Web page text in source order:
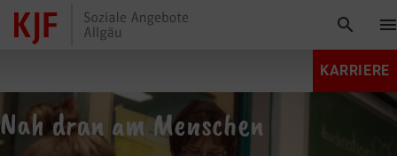
search
KARRIERE
Nah dran am Menschen